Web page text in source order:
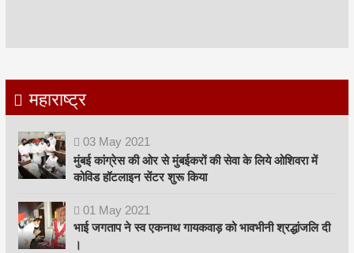
महाराष्ट्र
03 May 2021
मुंबई कांग्रेस की ओर से मुंबईकरों की सेवा के लिये ओशिवरा में
कोविड हॉटलाइन सेंटर शुरू किया
01 May 2021
भाई जगताप ने स्व एकनाथ गायकवाड़ को भावभीनी श्रद्धांजलि दी
।